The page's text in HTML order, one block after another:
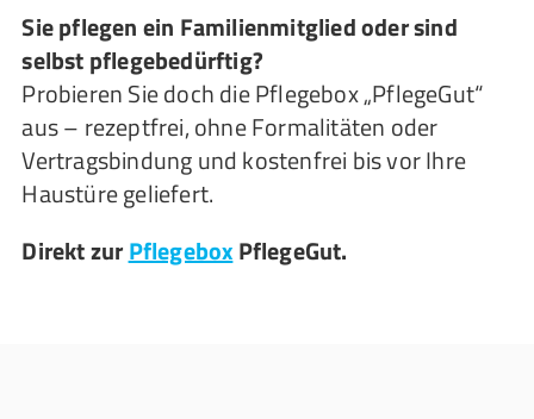
Sie pflegen ein Familienmitglied oder sind
selbst pflegebedürftig?
Probieren Sie doch die Pflegebox „PflegeGut“
aus – rezeptfrei, ohne Formalitäten oder
Vertragsbindung und kostenfrei bis vor Ihre
Haustüre geliefert.
Direkt zurPflegeboxPflegeGut.